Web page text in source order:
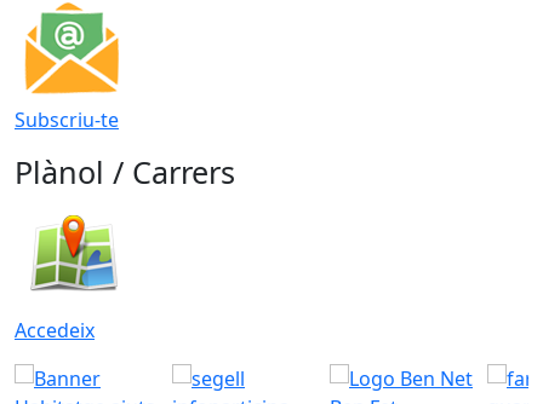
Subscriu-te
Plànol / Carrers
Accedeix